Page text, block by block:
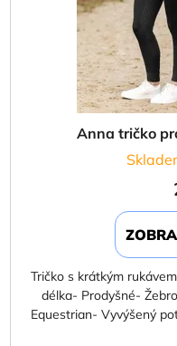
Anna tričko
Tričko s krátkým
délka- Prodyšné-
Equestrian- Vyvýšený